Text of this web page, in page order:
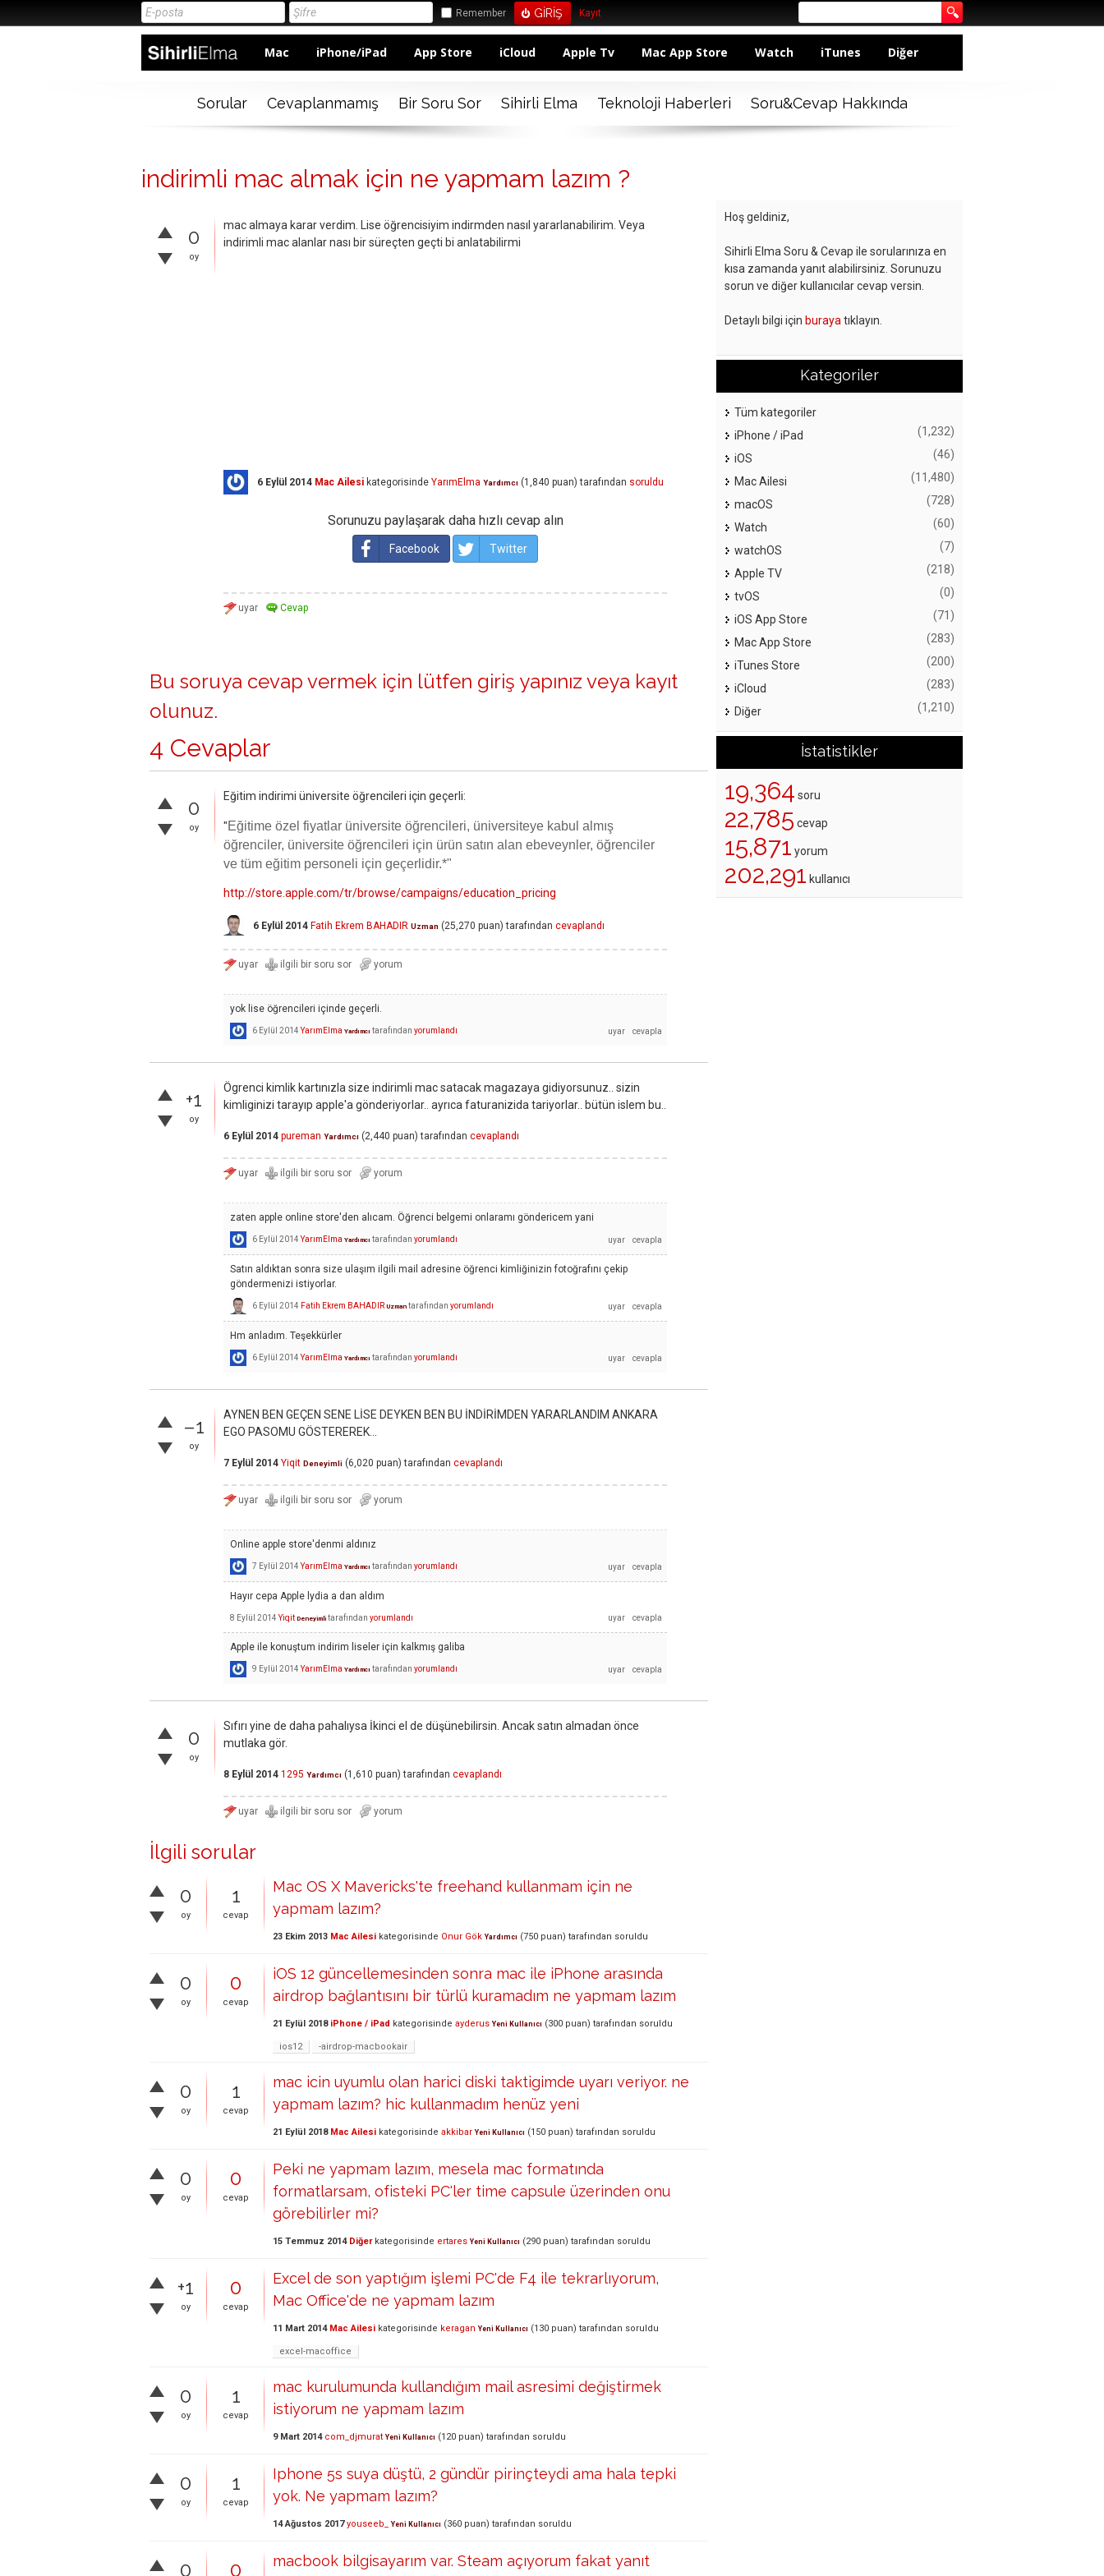
Remember Kayıt
Mac iPhone/iPad App Store iCloud Apple Tv Mac App Store Watch iTunes Diğer
Sorular Cevaplanmamış Bir Soru Sor Sihirli Elma Teknoloji Haberleri Soru&Cevap Hakkında
indirimli mac almak için ne yapmam lazım ?
0
oy
mac almaya karar verdim. Lise öğrencisiyim indirmden nasıl yararlanabilirim. Veya
indirimli mac alanlar nası bir süreçten geçti bi anlatabilirmi
6 Eylül 2014 Mac Ailesi kategorisinde YarımElma Yardımcı (1,840 puan) tarafından soruldu
Sorunuzu paylaşarak daha hızlı cevap alın
Facebook Twitter
Bu soruya cevap vermek için lütfen giriş yapınız veya kayıt
olunuz.
4 Cevaplar
0
oy
Eğitim indirimi üniversite öğrencileri için geçerli:
"Eğitime özel fiyatlar üniversite öğrencileri, üniversiteye kabul almış
öğrenciler, üniversite öğrencileri için ürün satın alan ebeveynler, öğrenciler
ve tüm eğitim personeli için geçerlidir.*"
http://store.apple.com/tr/browse/campaigns/education_pricing
6 Eylül 2014 Fatih Ekrem BAHADIR Uzman (25,270 puan) tarafından cevaplandı
yok lise öğrencileri içinde geçerli.
6 Eylül 2014 YarımElma Yardımcı tarafından yorumlandı
+1
oy
Ögrenci kimlik kartınızla size indirimli mac satacak magazaya gidiyorsunuz.. sizin
kimliginizi tarayıp apple'a gönderiyorlar.. ayrıca faturanizida tariyorlar.. bütün islem bu..
6 Eylül 2014 pureman Yardımcı (2,440 puan) tarafından cevaplandı
zaten apple online store'den alıcam. Öğrenci belgemi onlaramı göndericem yani
6 Eylül 2014 YarımElma Yardımcı tarafından yorumlandı
Satın aldıktan sonra size ulaşım ilgili mail adresine öğrenci kimliğinizin fotoğrafını çekip
göndermenizi istiyorlar.
6 Eylül 2014 Fatih Ekrem BAHADIR Uzman tarafından yorumlandı
Hm anladım. Teşekkürler
6 Eylül 2014 YarımElma Yardımcı tarafından yorumlandı
–1
oy
AYNEN BEN GEÇEN SENE LİSE DEYKEN BEN BU İNDİRİMDEN YARARLANDIM ANKARA
EGO PASOMU GÖSTEREREK...
7 Eylül 2014 Yiqit Deneyimli (6,020 puan) tarafından cevaplandı
Online apple store'denmi aldınız
7 Eylül 2014 YarımElma Yardımcı tarafından yorumlandı
Hayır cepa Apple lydia a dan aldım
8 Eylül 2014 Yiqit Deneyimli tarafından yorumlandı
Apple ile konuştum indirim liseler için kalkmış galiba
9 Eylül 2014 YarımElma Yardımcı tarafından yorumlandı
0
oy
Sıfırı yine de daha pahalıysa İkinci el de düşünebilirsin. Ancak satın almadan önce
mutlaka gör.
8 Eylül 2014 1295 Yardımcı (1,610 puan) tarafından cevaplandı
İlgili sorular
0
oy
1
cevap
Mac OS X Mavericks'te freehand kullanmam için ne
yapmam lazım?
23 Ekim 2013 Mac Ailesi kategorisinde Onur Gök Yardımcı (750 puan) tarafından soruldu
0
oy
0
cevap
iOS 12 güncellemesinden sonra mac ile iPhone arasında
airdrop bağlantısını bir türlü kuramadım ne yapmam lazım
21 Eylül 2018 iPhone / iPad kategorisinde ayderus Yeni Kullanıcı (300 puan) tarafından soruldu
ios12 -airdrop-macbookair
0
oy
1
cevap
mac icin uyumlu olan harici diski taktigimde uyarı veriyor. ne
yapmam lazım? hic kullanmadım henüz yeni
21 Eylül 2018 Mac Ailesi kategorisinde akkibar Yeni Kullanıcı (150 puan) tarafından soruldu
0
oy
0
cevap
Peki ne yapmam lazım, mesela mac formatında
formatlarsam, ofisteki PC'ler time capsule üzerinden onu
görebilirler mi?
15 Temmuz 2014 Diğerkategorisinde ertares Yeni Kullanıcı (290 puan) tarafından soruldu
+1
oy
0
cevap
Excel de son yaptığım işlemi PC'de F4 ile tekrarlıyorum,
Mac Office'de ne yapmam lazım
11 Mart 2014 Mac Ailesi kategorisinde keragan Yeni Kullanıcı (130 puan) tarafından soruldu
excel-macoffice
0
oy
1
cevap
mac kurulumunda kullandığım mail asresimi değiştirmek
istiyorum ne yapmam lazım
9 Mart 2014 com_djmurat Yeni Kullanıcı (120 puan) tarafından soruldu
0
oy
1
cevap
Iphone 5s suya düştü, 2 gündür pirinçteydi ama hala tepki
yok. Ne yapmam lazım?
14 Ağustos 2017 youseeb_ Yeni Kullanıcı (360 puan) tarafından soruldu
0 0
macbook bilgisayarım var. Steam açıyorum fakat yanıt
Hoş geldiniz,
Sihirli Elma Soru & Cevap ile sorularınıza en
kısa zamanda yanıt alabilirsiniz. Sorunuzu
sorun ve diğer kullanıcılar cevap versin.
Detaylı bilgi için buraya tıklayın.
Kategoriler
Tüm kategoriler
iPhone / iPad
(1,232)
iOS (46)
Mac Ailesi (11,480)
macOS (728)
Watch (60)
watchOS (7)
Apple TV (218)
tvOS (0)
iOS App Store (71)
Mac App Store (283)
iTunes Store (200)
iCloud (283)
Diğer (1,210)
İstatistikler
19,364 soru
22,785 cevap
15,871 yorum
202,291 kullanıcı